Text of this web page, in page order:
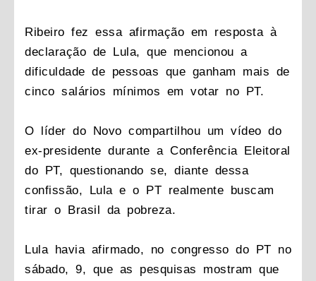
Ribeiro fez essa afirmação em resposta à
declaração de Lula, que mencionou a
dificuldade de pessoas que ganham mais de
cinco salários mínimos em votar no PT.
O líder do Novo compartilhou um vídeo do
ex-presidente durante a Conferência Eleitoral
do PT, questionando se, diante dessa
confissão, Lula e o PT realmente buscam
tirar o Brasil da pobreza.
Lula havia afirmado, no congresso do PT no
sábado, 9, que as pesquisas mostram que